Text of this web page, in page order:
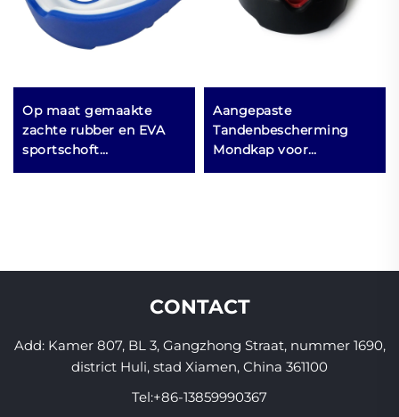
Op maat gemaakte
zachte rubber en EVA
sportschoft
beschermende
Aangepaste
Tandenbescherming
Mondkap voor
Volwassenen
CONTACT
Add: Kamer 807, BL 3, Gangzhong Straat, nummer 1690,
district Huli, stad Xiamen, China 361100
Tel:+86-13859990367